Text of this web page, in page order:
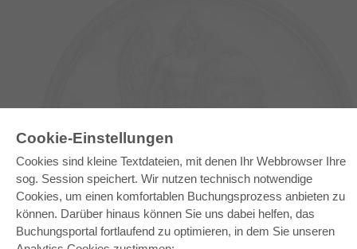
Cookie-Einstellungen
Cookies sind kleine Textdateien, mit denen Ihr Webbrowser Ihre
sog. Session speichert. Wir nutzen technisch notwendige
Cookies, um einen komfortablen Buchungsprozess anbieten zu
können. Darüber hinaus können Sie uns dabei helfen, das
Buchungsportal fortlaufend zu optimieren, in dem Sie unseren
E-COLLECTION
Gesamtpaket
Fachbereichspakete
Pick & Choose
Bereitstellung von E-Books
Häufig gestellte Fragen (FAQ)